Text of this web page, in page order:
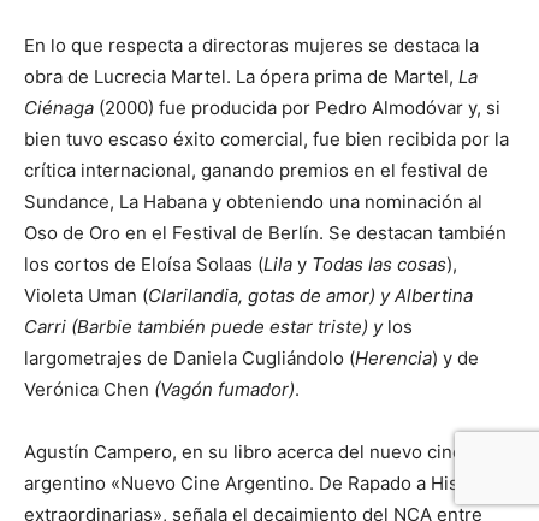
En lo que respecta a directoras mujeres se destaca la
obra de Lucrecia Martel. La ópera prima de Martel, La
Ciénaga (2000) fue producida por Pedro Almodóvar y, si
bien tuvo escaso éxito comercial, fue bien recibida por la
crítica internacional, ganando premios en el festival de
Sundance, La Habana y obteniendo una nominación al
Oso de Oro en el Festival de Berlín.​ Se destacan también
los cortos de Eloísa Solaas (Lila y Todas las cosas),
Violeta Uman (Clarilandia, gotas de amor) y Albertina
Carri (Barbie también puede estar triste) ylos
largometrajes de Daniela Cugliándolo (Herencia) y de
Verónica Chen (Vagón fumador).
Agustín Campero, en su libro acerca del nuevo cine
argentino «Nuevo Cine Argentino. De Rapado a Historias
extraordinarias»,​ señala el decaimiento del NCA entre